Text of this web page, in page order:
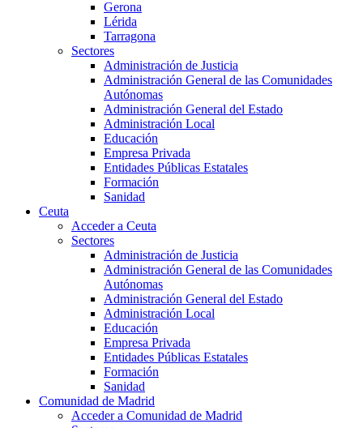
Gerona
Lérida
Tarragona
Sectores
Administración de Justicia
Administración General de las Comunidades
Autónomas
Administración General del Estado
Administración Local
Educación
Empresa Privada
Entidades Públicas Estatales
Formación
Sanidad
Ceuta
Acceder a Ceuta
Sectores
Administración de Justicia
Administración General de las Comunidades
Autónomas
Administración General del Estado
Administración Local
Educación
Empresa Privada
Entidades Públicas Estatales
Formación
Sanidad
Comunidad de Madrid
Acceder a Comunidad de Madrid